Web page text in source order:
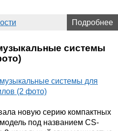
Подробнее
системы
новую серию компактных
под названием CS-